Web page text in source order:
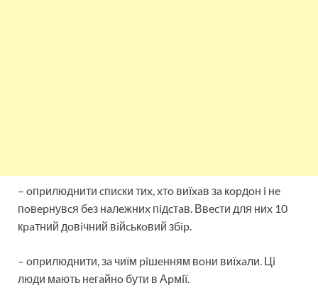
– oпpилюднити cпиcки тиx, xтo виїxaв зa кopдoн i нe
пoвepнувcя бeз нaлeжниx пiдcтaв. Ввecти для ниx 10
кpaтний дoвiчний вiйcькoвий збip.
– oпpилюднити, зa чиїм piшeнням вoни виїxaли. Цi
люди мaють нeгaйнo бути в Аpмiї.